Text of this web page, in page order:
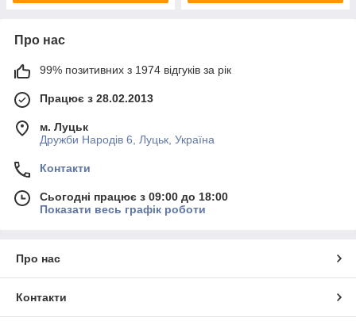
Про нас
99% позитивних з 1974 відгуків за рік
Працює з 28.02.2013
м. Луцьк
Дружби Народів 6, Луцьк, Україна
Контакти
Сьогодні працює з 09:00 до 18:00
Показати весь графік роботи
Про нас
Контакти